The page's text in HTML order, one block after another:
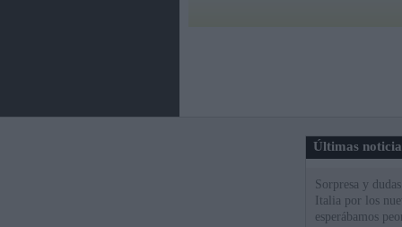
Últimas
Sorpresa y
Italia por los
esperábamos